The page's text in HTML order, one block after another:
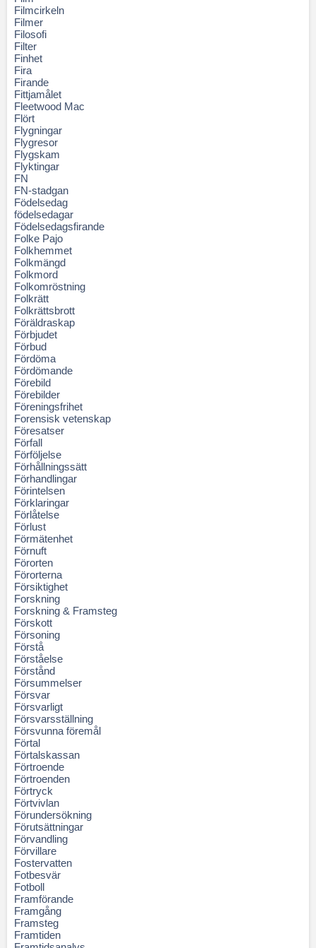
Filmcirkeln
Filmer
Filosofi
Filter
Finhet
Fira
Firande
Fittjamålet
Fleetwood Mac
Flört
Flygningar
Flygresor
Flygskam
Flyktingar
FN
FN-stadgan
Födelsedag
födelsedagar
Födelsedagsfirande
Folke Pajo
Folkhemmet
Folkmängd
Folkmord
Folkomröstning
Folkrätt
Folkrättsbrott
Föräldraskap
Förbjudet
Förbud
Fördöma
Fördömande
Förebild
Förebilder
Föreningsfrihet
Forensisk vetenskap
Föresatser
Förfall
Förföljelse
Förhållningssätt
Förhandlingar
Förintelsen
Förklaringar
Förlåtelse
Förlust
Förmätenhet
Förnuft
Förorten
Förorterna
Försiktighet
Forskning
Forskning & Framsteg
Förskott
Försoning
Förstå
Förståelse
Förstånd
Försummelser
Försvar
Försvarligt
Försvarsställning
Försvunna föremål
Förtal
Förtalskassan
Förtroende
Förtroenden
Förtryck
Förtvivlan
Förundersökning
Förutsättningar
Förvandling
Förvillare
Fostervatten
Fotbesvär
Fotboll
Framförande
Framgång
Framsteg
Framtiden